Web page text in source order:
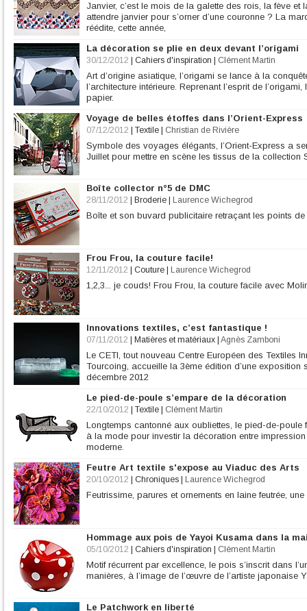
Janvier, c’est le mois de la galette des rois, la fève
attendre janvier pour s’orner d’une couronne ? La
réédite, cette année,
La décoration se plie en deux devant l’origami
30/12/2012 Cahiers d'inspiration Clément Martin
Art d’origine asiatique, l’origami se lance à la
l’architecture intérieure. Reprenant l’esprit de
papier.
Voyage de belles étoffes dans l’Orient-Express
07/12/2012 Textile Christian de Rivière
Symbole des voyages élégants, l’Orient-Express a
Juillet pour mettre en scène les tissus de la
Boîte collector n°5 de DMC
28/11/2012 Broderie Laurence Wichegrod
Boîte et son buvard publicitaire retraçant les points de
Frou Frou, la couture facile!
12/11/2012 Couture Laurence Wichegrod
1,2,3... je couds! Frou Frou, la couture facile avec
Innovations textiles, c’est fantastique !
07/11/2012 Matières et matériaux Agnès Zamboni
Le CETI, tout nouveau Centre Européen des Textiles
Tourcoing, accueille la 3ème édition d’une exposition
décembre 2012
Le pied-de-poule s’empare de la décoration
22/10/2012 Textile Clément Martin
Longtemps cantonné aux oubliettes, le pied-de-poule
à la mode pour investir la décoration entre
moderne.
Feutre Art textile s'expose au Viaduc des Arts
20/10/2012 Chroniques Laurence Wichegrod
Feutrissime, parures et ornements en laine feutrée,
Hommage aux pois de Yayoi Kusama dans la
05/10/2012 Cahiers d'inspiration Clément Martin
Motif récurrent par excellence, le pois s’inscrit dans
manières, à l’image de l’œuvre de l’artiste japonaise
Le Patchwork en liberté